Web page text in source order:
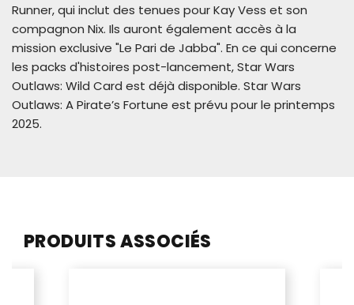
Runner, qui inclut des tenues pour Kay Vess et son
compagnon Nix. Ils auront également accès à la
mission exclusive "Le Pari de Jabba". En ce qui concerne
les packs d'histoires post-lancement, Star Wars
Outlaws: Wild Card est déjà disponible. Star Wars
Outlaws: A Pirate’s Fortune est prévu pour le printemps
2025.
PRODUITS ASSOCIÉS